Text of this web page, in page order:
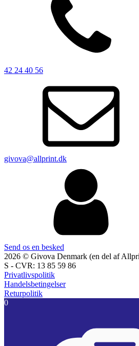
42 24 40 56
givova@allprint.dk
Send os en besked
2026 © Givova Denmark (en del af
S - CVR: 13 85 59 86
Privatlivspolitik
Handelsbetingelser
Returpolitik
0